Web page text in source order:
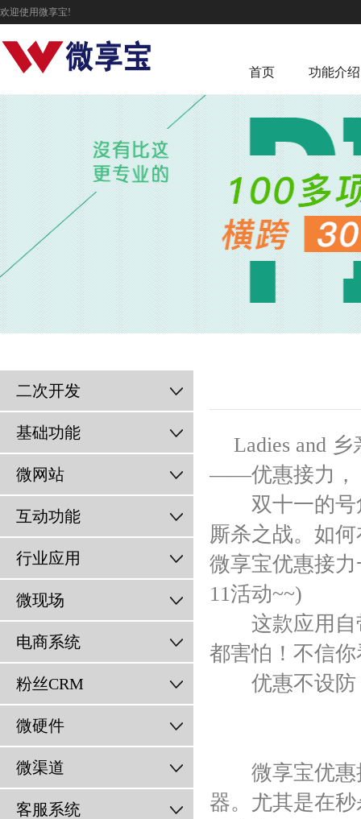
欢迎使用微享宝!
首页 功能介绍
二次开发
基础功能
微网站
互动功能
行业应用
微现场
电商系统
粉丝CRM
微硬件
微渠道
客服系统
Ladies and
——优惠接力，
双十一的号
厮杀之战。如
微享宝优惠接
11活动~~)
这款应用自带
都害怕！不信
优惠不设防
微享宝优惠
器。尤其是在